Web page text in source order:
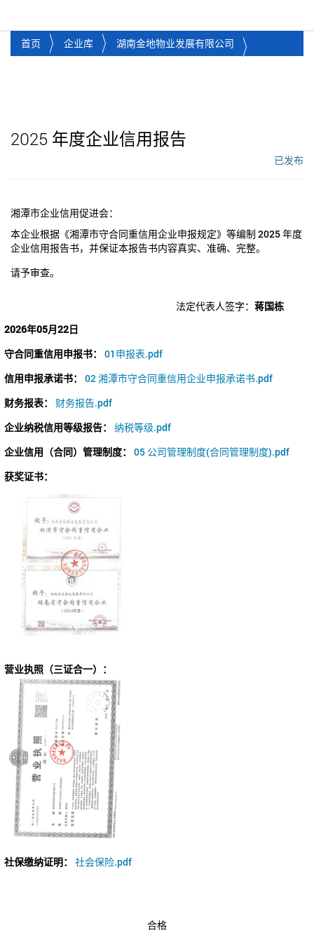
首页 企业库 湖南金地物业发展有限公司
2025 年度企业信用报告
已发布
湘潭市企业信用促进会：
本企业根据《湘潭市守合同重信用企业申报规定》等编制 2025年度
企业信用报告书，并保证本报告书内容真实、准确、完整。
请予审查。
法定代表人签字： 蒋国栋
2026年05月22日
守合同重信用申报书：
01申报表.pdf
信用申报承诺书：
02 湘潭市守合同重信用企业申报承诺书.pdf
财务报表：
财务报告.pdf
企业纳税信用等级报告：
纳税等级.pdf
企业信用（合同）管理制度：
05 公司管理制度(合同管理制度).pdf
获奖证书：
营业执照（三证合一）：
社保缴纳证明： 社会保险.pdf
合格